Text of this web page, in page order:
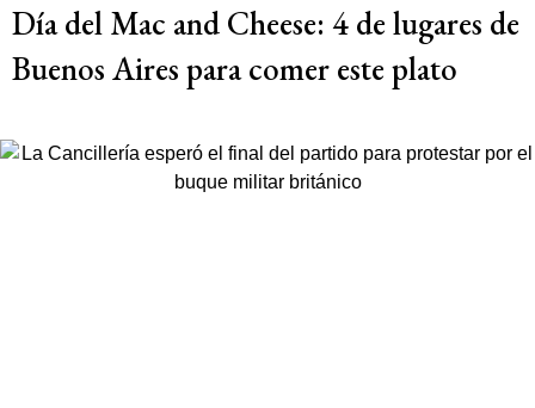
Día del Mac and Cheese: 4 de lugares de
Buenos Aires para comer este plato